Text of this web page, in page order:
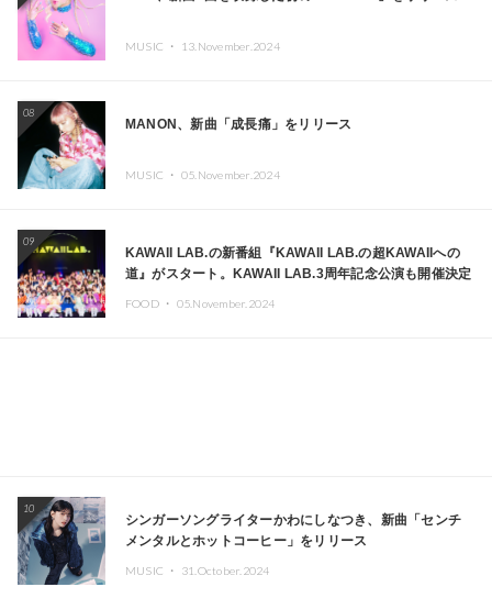
MUSIC ・ 13.November.2024
08
MANON、新曲「成長痛」をリリース
MUSIC ・ 05.November.2024
09
KAWAII LAB.の新番組『KAWAII LAB.の超KAWAIIへの
道』がスタート。KAWAII LAB.3周年記念公演も開催決定
FOOD ・ 05.November.2024
10
シンガーソングライターかわにしなつき、新曲「センチ
メンタルとホットコーヒー」をリリース
MUSIC ・ 31.October.2024